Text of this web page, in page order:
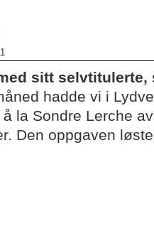
sitt selvtitulerte,
hadde vi i
la Sondre Lerche
Den oppgaven